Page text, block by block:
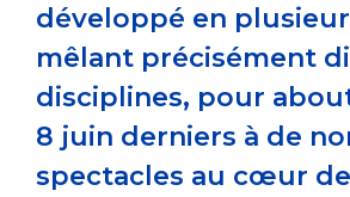
développé en
mêlant précisément
disciplines, pour
8 juin derniers à de
spectacles au cœur